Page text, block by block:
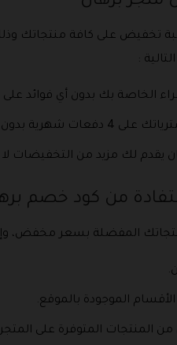
تخفيض على كافة منتجاتك
:
الخاصة بك بدون أي فوائد
خلال وسيلة الدفع تمارا.
يقدم لك مزيد من التخفيضات
من كود خصم
المفضلة بسعر مخفض،
الموجودة بالموقع.
المنتجات المتوفرة على